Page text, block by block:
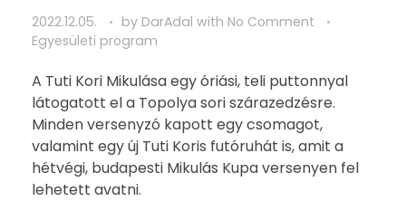
2022.12.05. by DarAdal with No Comment
Egyesületi program
A Tuti Kori Mikulása egy óriási, teli puttonnyal
látogatott el a Topolya sori szárazedzésre.
Minden versenyzó kapott egy csomagot,
valamint egy új Tuti Koris futóruhát is, amit a
hétvégi, budapesti Mikulás Kupa versenyen fel
lehetett avatni.